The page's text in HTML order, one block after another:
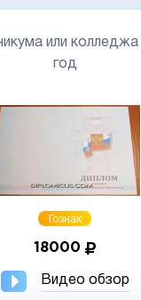
или
год
Гознак
18000
Видео обзор